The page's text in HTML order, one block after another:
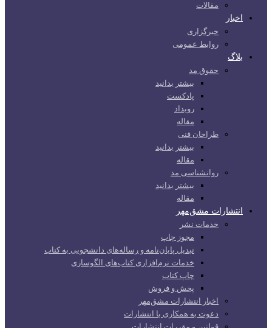
مقالات
اخبار
خبرگزاری
روابط عمومی
بلاگ
حقوق مد
بیشتر بدانید
پادکست
رویداد
مقاله
طراحان فنی
بیشتر بدانید
مقاله
روانشناسی مد
بیشتر بدانید
مقاله
انتشارات مشق‌مهر
خدمات نشر
مجوز چاپ
تبدیل پایان‌نامه و رساله‌های دانشجویی به کتاب
خدمات نرم‌افزاری کتاب‌های الگوسازی
چاپ کتاب
پخش و فروش
اخبار انتشارات مشق‌مهر
دعوت به همکاری با انتشارات